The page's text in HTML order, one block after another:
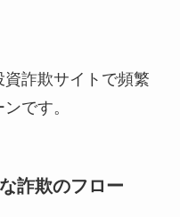
詐欺サイトで頻繁
です。
詐欺のフロー